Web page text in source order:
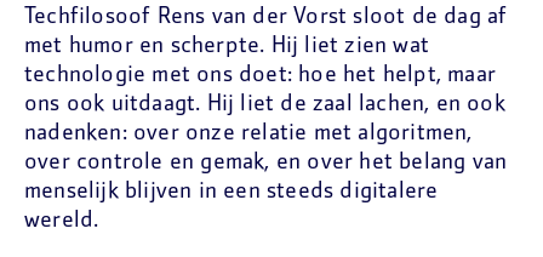
Techfilosoof Rens van der Vorst sloot de dag af
met humor en scherpte. Hij liet zien wat
technologie met ons doet: hoe het helpt, maar
ons ook uitdaagt. Hij liet de zaal lachen, en ook
nadenken: over onze relatie met algoritmen,
over controle en gemak, en over het belang van
menselijk blijven in een steeds digitalere
wereld.